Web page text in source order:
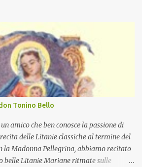
Tonino Bello
amico che ben conosce la passione di
delle Litanie classiche al termine del
la Madonna Pellegrina, abbiamo recitato
belle Litanie Mariane ritmate sulle